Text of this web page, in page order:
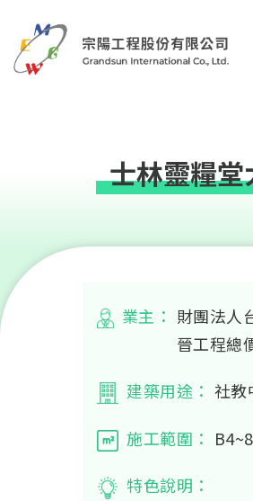
士林靈糧
業主： 財團法人
晉工程總
建築用途： 社教
施工範圍：
特色說明：